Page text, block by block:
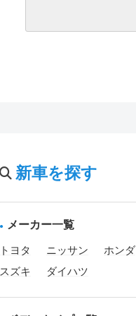
新車を探す
メーカー一覧
トヨタ ニッサン ホンダ
スズキ
ダイハツ